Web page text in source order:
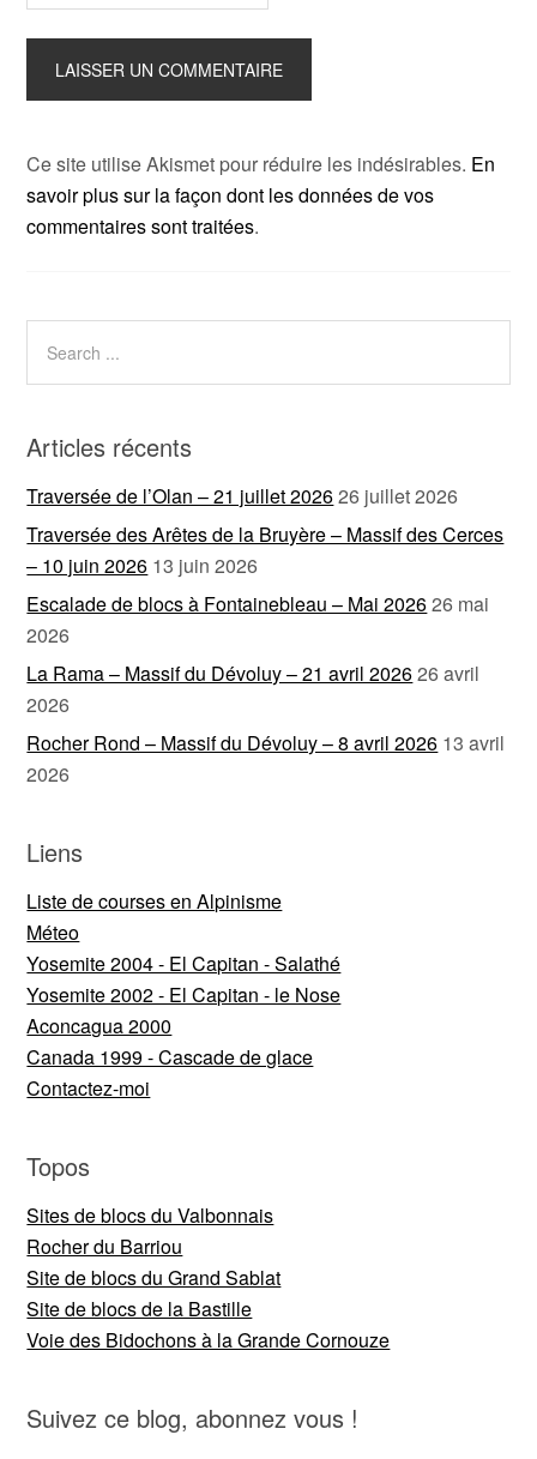
Ce site utilise Akismet pour réduire les indésirables. En
savoir plus sur la façon dont les données de vos
commentaires sont traitées.
Articles récents
Traversée de l’Olan – 21 juillet 202626 juillet 2026
Traversée des Arêtes de la Bruyère – Massif des Cerces
– 10 juin 2026 13 juin 2026
Escalade de blocs à Fontainebleau – Mai 202626 mai
2026
La Rama – Massif du Dévoluy – 21 avril 202626 avril
2026
Rocher Rond – Massif du Dévoluy – 8 avril 2026 13 avril
2026
Liens
Liste de courses en Alpinisme
Méteo
Yosemite 2004 - El Capitan - Salathé
Yosemite 2002 - El Capitan - le Nose
Aconcagua 2000
Canada 1999 - Cascade de glace
Contactez-moi
Topos
Sites de blocs du Valbonnais
Rocher du Barriou
Site de blocs du Grand Sablat
Site de blocs de la Bastille
Voie des Bidochons à la Grande Cornouze
Suivez ce blog, abonnez vous !